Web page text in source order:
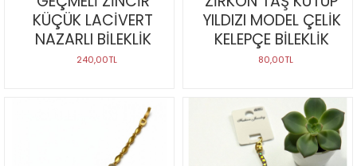
KÜÇÜK LACİVERT
NAZARLI BİLEKLİK
240,00TL
YILDIZI MODEL ÇELİK
KELEPÇE BİLEKLİK
80,00TL